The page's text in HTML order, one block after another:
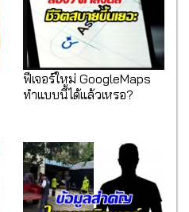
ฟีเจอร์ใหม่ GoogleMaps
ทำแบบนี้ได้แล้วเหรอ?